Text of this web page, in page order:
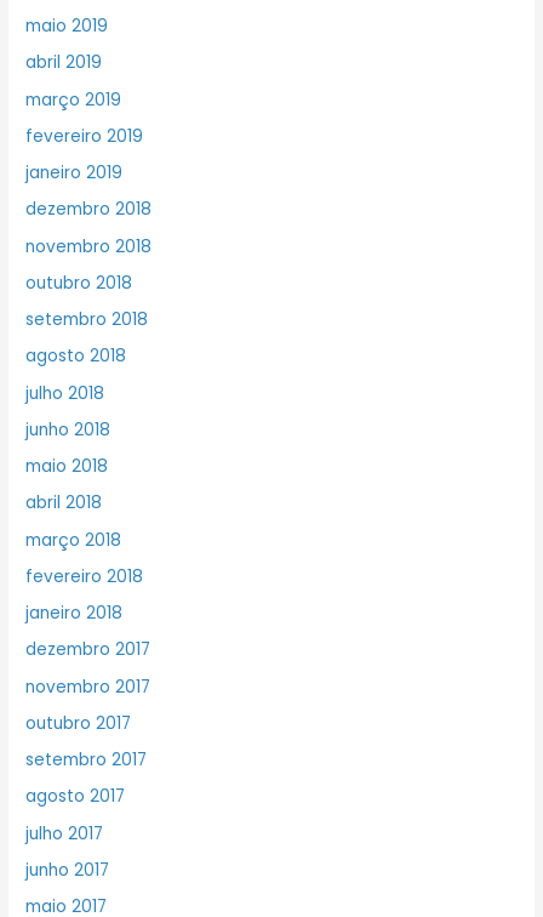
maio 2019
abril 2019
março 2019
fevereiro 2019
janeiro 2019
dezembro 2018
novembro 2018
outubro 2018
setembro 2018
agosto 2018
julho 2018
junho 2018
maio 2018
abril 2018
março 2018
fevereiro 2018
janeiro 2018
dezembro 2017
novembro 2017
outubro 2017
setembro 2017
agosto 2017
julho 2017
junho 2017
maio 2017